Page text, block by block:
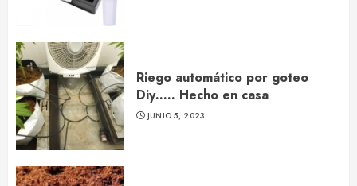
Riego automático por goteo
Diy….. Hecho en casa
JUNIO 5, 2023